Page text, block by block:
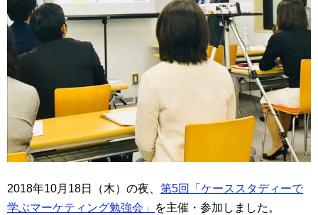
2018年10月18日（木）の夜、 第5回「ケーススタディーで
学ぶマーケティング勉強会」
を主催・参加しました。